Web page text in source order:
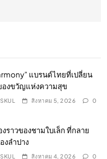
แบรนด์ไทยที่เปลี่ยน
องขวัญแห่งความสุข
สิงหาคม 5, 2026 0
งราวของชามใบเล็ก ที่กลาย
ลำปาง
สิงหาคม 4, 2026 0